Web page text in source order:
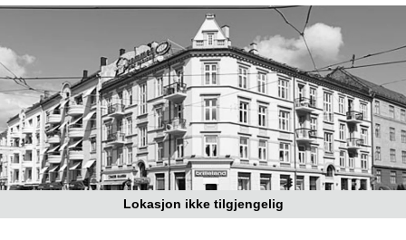
Næringslokaler
til leie
Trondheim
Kontorhotell
Trondheim
Kontorfellesskap
Martin
Linges
vei 25
Fornebu
Lysaker
Torg 5
Bærum
Professor
Lokasjon ikke tilgjengelig